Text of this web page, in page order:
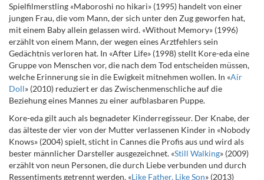
Spielfilmerstling «Maboroshi no hikari» (1995) handelt von einer
jungen Frau, die vom Mann, der sich unter den Zug geworfen hat,
mit einem Baby allein gelassen wird. «Without Memory» (1996)
erzählt von einem Mann, der wegen eines Arztfehlers sein
Gedächtnis verloren hat. In «After Life» (1998) stellt Kore-eda eine
Gruppe von Menschen vor, die nach dem Tod entscheiden müssen,
welche Erinnerung sie in die Ewigkeit mitnehmen wollen. In «Air
Doll» (2010) reduziert er das Zwischenmenschliche auf die
Beziehung eines Mannes zu einer aufblasbaren Puppe.
Kore-eda gilt auch als begnadeter Kinderregisseur. Der Knabe, der
das älteste der vier von der Mutter verlassenen Kinder in «Nobody
Knows» (2004) spielt, sticht in Cannes die Profis aus und wird als
bester männlicher Darsteller ausgezeichnet. «Still Walking» (2009)
erzählt von neun Personen, die durch Liebe verbunden und durch
Ressentiments getrennt werden. «Like Father, Like Son» (2013)